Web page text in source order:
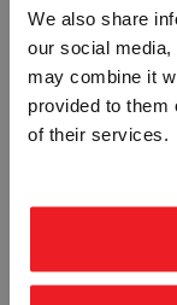
We also share
our social
may combine it
provided to them
of their services.
IMO-663
Frakr 401,25
BEDRIFT